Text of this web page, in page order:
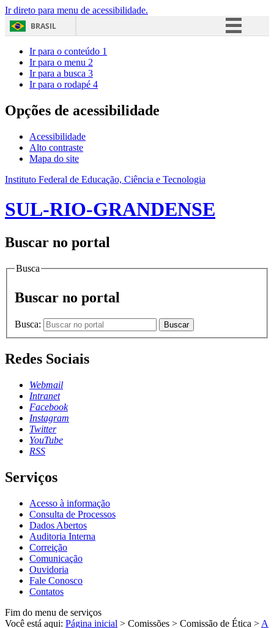
Ir direto para menu de acessibilidade.
BRASIL
Acesso à informação
Ir para o conteúdo 1
Ir para o menu 2
Ir para a busca 3
Ir para o rodapé 4
Opções de acessibilidade
Acessibilidade
Alto contraste
Mapa do site
Instituto Federal de Educação, Ciência e Tecnologia
SUL-RIO-GRANDENSE
Buscar no portal
Busca
Buscar no portal
Busca: Buscar
Redes Sociais
Webmail
Intranet
Facebook
Instagram
Twitter
YouTube
RSS
Serviços
Acesso à informação
Consulta de Processos
Dados Abertos
Auditoria Interna
Correição
Comunicação
Ouvidoria
Fale Conosco
Contatos
Fim do menu de serviços
Você está aqui: Página inicial > Comissões > Comissão de Ética > A